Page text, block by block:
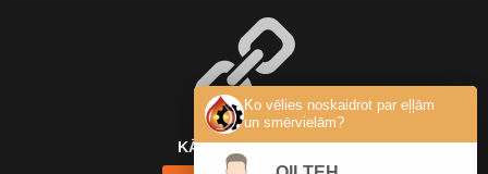
KĀ MŪS ATRAST?
Ko vēlies noskaidrot par eļļām
un smērvielām?